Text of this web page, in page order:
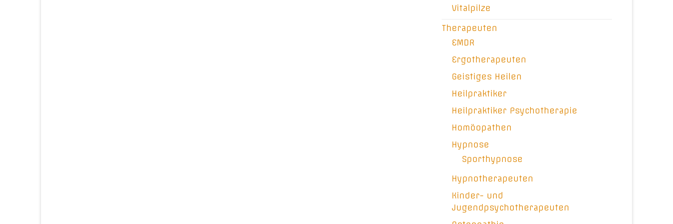
Vitalpilze
Therapeuten
EMDR
Ergotherapeuten
Geistiges Heilen
Heilpraktiker
Heilpraktiker Psychotherapie
Homöopathen
Hypnose
Sporthypnose
Hypnotherapeuten
Kinder- und
Jugendpsychotherapeuten